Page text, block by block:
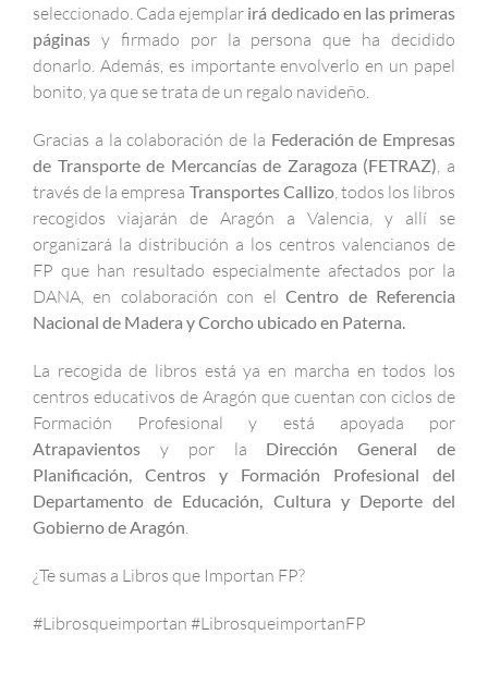
seleccionado. Cada ejemplar irá dedicado en las primeras
páginas y firmado por la persona que ha decidido
donarlo. Además, es importante envolverlo en un papel
bonito, ya que se trata de un regalo navideño.
Gracias a la colaboración de la Federación de Empresas
de Transporte de Mercancías de Zaragoza (FETRAZ) , a
través de la empresa Transportes Callizo, todos los libros
recogidos viajarán de Aragón a Valencia, y allí se
organizará la distribución a los centros valencianos de
FP que han resultado especialmente afectados por la
DANA, en colaboración con elCentro de Referencia
Nacional de Madera y Corcho ubicado en Paterna.
La recogida de libros está ya en marcha en todos los
centros educativos de Aragón que cuentan con ciclos de
Formación Profesional y está apoyada por
Atrapavientos y por la Dirección General de
Planificación, Centros y Formación Profesional del
Departamento de Educación, Cultura y Deporte del
Gobierno de Aragón
¿Te sumas a Libros que Importan FP?
#Librosqueimportan #LibrosqueimportanFP